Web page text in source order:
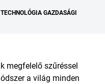
GAZDASÁGI
megfelelő szűréssel
a világ minden